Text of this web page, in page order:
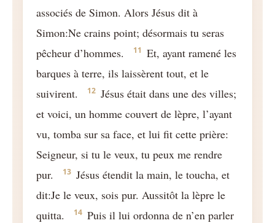
associés de Simon. Alors Jésus dit à
Simon:Ne crains point; désormais tu seras
pêcheur d’hommes.
11 Et, ayant ramené les
barques à terre, ils laissèrent tout, et le
suivirent.
12 Jésus était dans une des villes;
et voici, un homme couvert de lèpre, l’ayant
vu, tomba sur sa face, et lui fit cette prière:
Seigneur, si tu le veux, tu peux me rendre
pur.
13 Jésus étendit la main, le toucha, et
dit:Je le veux, sois pur. Aussitôt la lèpre le
quitta.
14 Puis il lui ordonna de n’en parler